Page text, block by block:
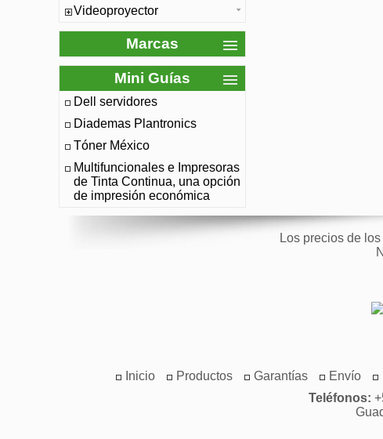
Videoproyector
Marcas
Mini Guías
Dell servidores
Diademas Plantronics
Tóner México
Multifuncionales e Impresoras
de Tinta Continua, una opción
de impresión económica
Los precios de
Inicio Productos Garantías Envío
Teléfonos: